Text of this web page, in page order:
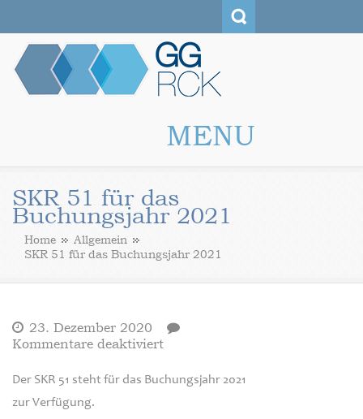
MENU
SKR 51 für das
Buchungsjahr 2021
Home
Allgemein
SKR 51 für das Buchungsjahr 2021
23. Dezember 2020
Kommentare deaktiviertfür
51
für
Der SKR 51 steht für das Buchungsjahr 2021
zur Verfügung.